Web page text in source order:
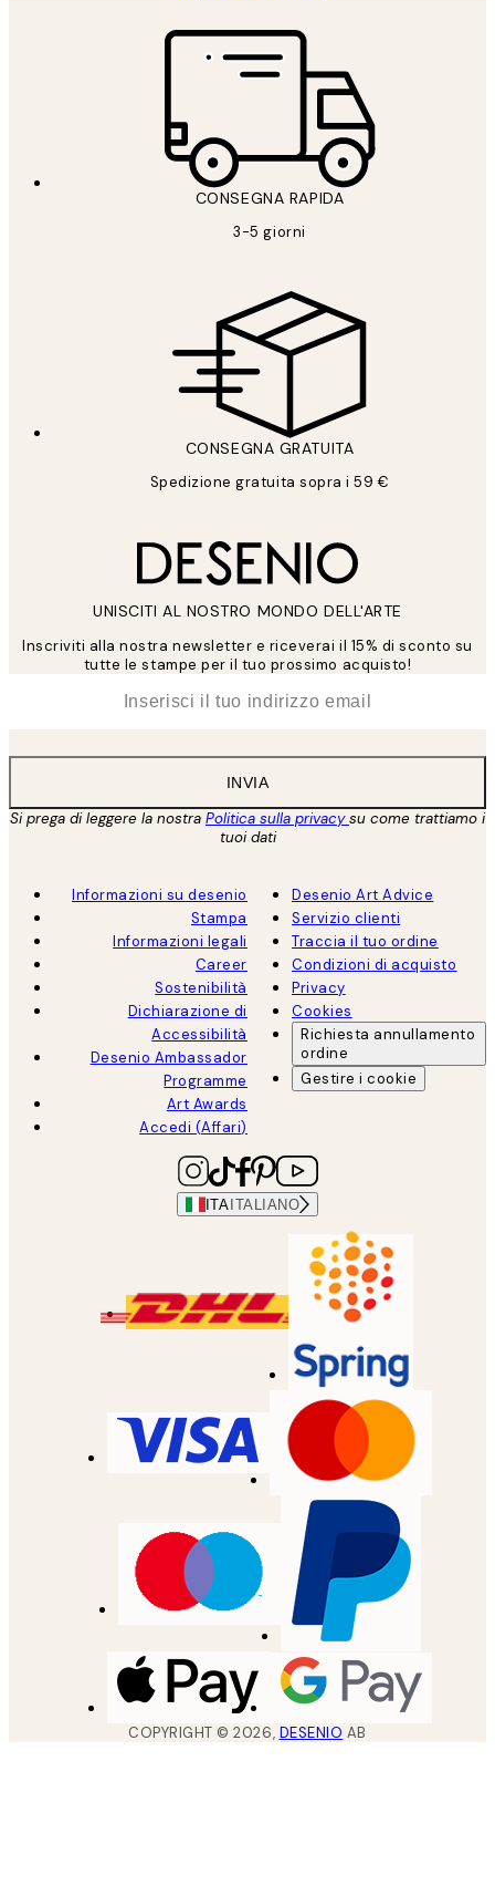
CONSEGNA RAPIDA
3-5 giorni
CONSEGNA GRATUITA
Spedizione gratuita sopra i 59 €
UNISCITI AL NOSTRO MONDO DELL'ARTE
Inscriviti alla nostra newsletter e riceverai il 15% di sconto su
tutte le stampe per il tuo prossimo acquisto!
INVIA
Si prega di leggere la nostra Politica sulla privacysu come trattiamo i
tuoi dati
Informazioni su desenio
Stampa
Informazioni legali
Career
Sostenibilità
Dichiarazione di
Accessibilità
Desenio Ambassador
Programme
Art Awards
Accedi (Affari)
Desenio Art Advice
Servizio clienti
Traccia il tuo ordine
Condizioni di acquisto
Privacy
Cookies
Richiesta annullamento
ordine
Gestire i cookie
ITA ITALIANO
COPYRIGHT ©2026, DESENIO AB